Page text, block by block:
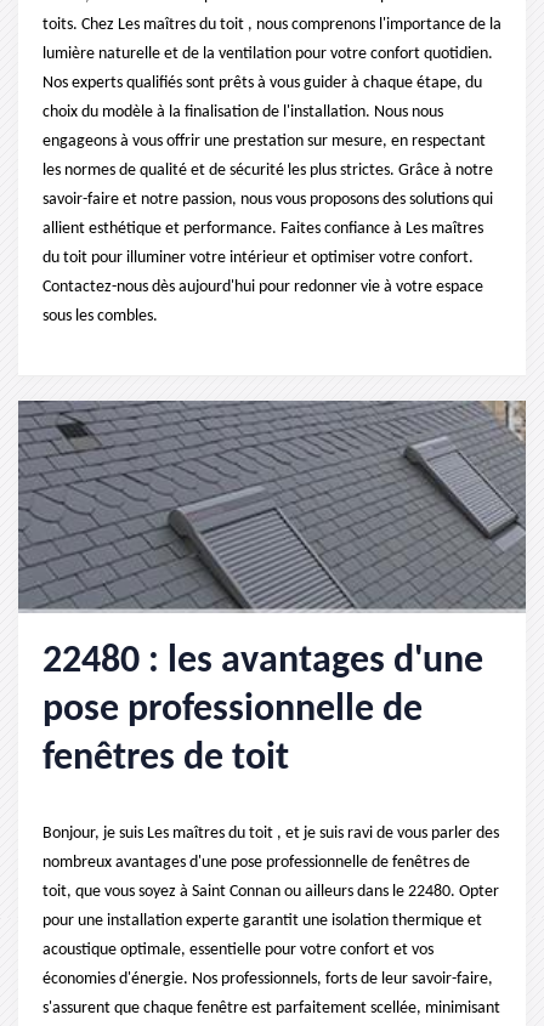
toits. Chez Les maîtres du toit , nous comprenons l'importance de la
lumière naturelle et de la ventilation pour votre confort quotidien.
Nos experts qualifiés sont prêts à vous guider à chaque étape, du
choix du modèle à la finalisation de l'installation. Nous nous
engageons à vous offrir une prestation sur mesure, en respectant
les normes de qualité et de sécurité les plus strictes. Grâce à notre
savoir-faire et notre passion, nous vous proposons des solutions qui
allient esthétique et performance. Faites confiance à Les maîtres
du toit pour illuminer votre intérieur et optimiser votre confort.
Contactez-nous dès aujourd'hui pour redonner vie à votre espace
sous les combles.
22480 : les avantages d'une
pose professionnelle de
fenêtres de toit
Bonjour, je suis Les maîtres du toit , et je suis ravi de vous parler des
nombreux avantages d'une pose professionnelle de fenêtres de
toit, que vous soyez à Saint Connan ou ailleurs dans le 22480. Opter
pour une installation experte garantit une isolation thermique et
acoustique optimale, essentielle pour votre confort et vos
économies d'énergie. Nos professionnels, forts de leur savoir-faire,
s'assurent que chaque fenêtre est parfaitement scellée, minimisant